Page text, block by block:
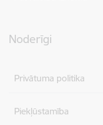
Noderīgi
Privātuma politika
Piekļūstamība